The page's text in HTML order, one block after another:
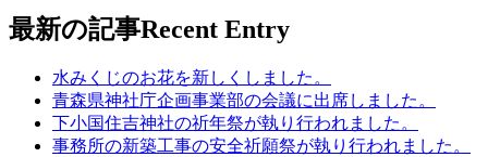
最新の記事Recent Entry
水みくじのお花を新しくしました。
青森県神社庁企画事業部の会議に出席しました。
下小国住吉神社の祈年祭が執り行われました。
事務所の新築工事の安全祈願祭が執り行われました。